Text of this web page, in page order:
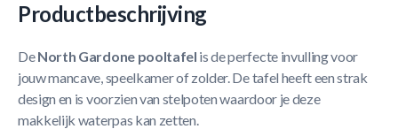
Productbeschrijving
DeNorth Gardone pooltafel is de perfecte invulling voor
jouw mancave, speelkamer of zolder. De tafel heeft een strak
design en is voorzien van stelpoten waardoor je deze
makkelijk waterpas kan zetten.